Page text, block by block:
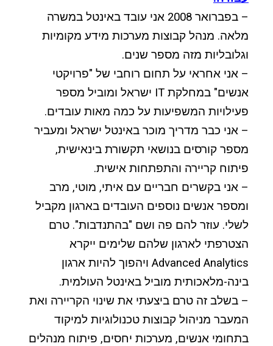
– בפברואר 2008 אני עובד באינטל במשרה
מלאה. מנהל קבוצות מערכות מידע מקומיות
וגלובליות מזה מספר שנים.
– אני אחראי על תחום רוחבי של "פרויקטי
אנשים" במחלקת IT ישראל ומוביל מספר
פעילויות המשפיעות על כמה מאות עובדים.
– אני כבר מדריך מוכר באינטל ישראל ומעביר
מספר קורסים בנושאי תקשורת בינאישית,
פיתוח קריירה והתפתחות אישית.
– אני בקשרים חבריים עם איתי, מוטי, מרב
ומספר אנשים נוספים העובדים בארגון מקביל
לשלי. עוזר להם פה ושם "בהתנדבות". טרם
הצטרפתי לארגון שלהם שלימים ייקרא
Advanced Analytics ויהפוך להיות ארגון
בינה-מלאכותית מוביל באינטל העולמית.
– בשלב זה טרם ביצעתי את שינוי הקריירה ואת
המעבר מניהול קבוצות טכנולוגיות למיקוד
בתחומי אנשים, מערכות יחסים, פיתוח מנהלים